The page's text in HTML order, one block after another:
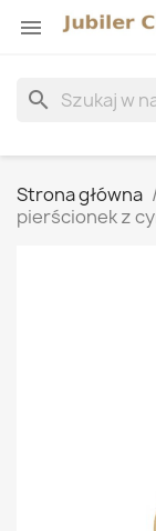

search
Strona główna
pierścionek z